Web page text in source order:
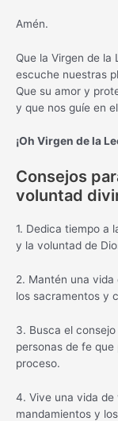
Amén.
Que la Virgen de la
escuche nuestras
Que su amor y
y que nos guíe en
¡Oh Virgen de la
Consejos
voluntad
1. Dedica tiempo a
y la voluntad de
2. Mantén una
los sacramentos y
3. Busca el
personas de fe
proceso.
4. Vive una vida
mandamientos y